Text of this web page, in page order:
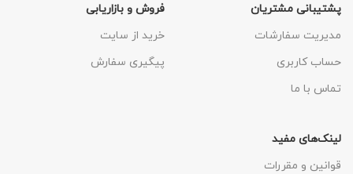
پشتیبانی مشتریان
مدیریت سفارشات
حساب کاربری
تماس با ما
فروش و بازاریابی
خرید از سایت
پیگیری سفارش
لینک‌های مفید
قوانین و مقررات